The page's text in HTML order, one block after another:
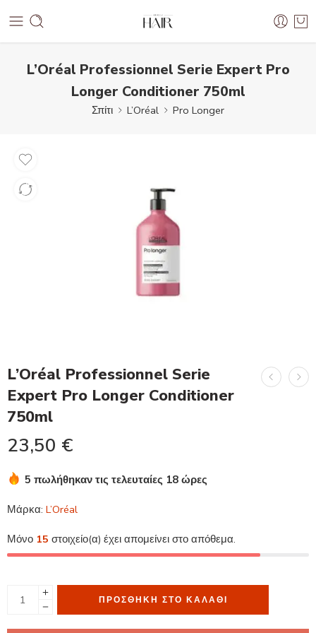
L’Oréal Professionnel Serie Expert Pro
Longer Conditioner 750ml
Σπίτι L’Oréal Pro Longer
L’Oréal Professionnel Serie
Expert Pro Longer Conditioner
750ml
23,50 €
5 πωλήθηκαν τις τελευταίες 18 ώρες
Μάρκα: L’Oréal
Μόνο 15 στοιχείο(α) έχει απομείνει στο απόθεμα.
ΠΡΟΣΘΉΚΗ ΣΤΟ ΚΑΛΆΘΙ